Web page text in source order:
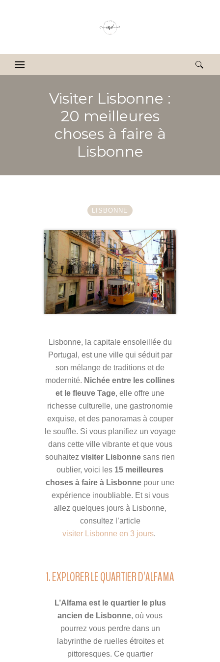
Rechercher :
Visiter Lisbonne :
20 meilleures
choses à faire à
Lisbonne
LISBONNE
Lisbonne, la capitale ensoleillée du
Portugal, est une ville qui séduit par
son mélange de traditions et de
modernité. Nichée entre les collines
et le fleuve Tage, elle offre une
richesse culturelle, une gastronomie
exquise, et des panoramas à couper
le souffle. Si vous planifiez un voyage
dans cette ville vibrante et que vous
souhaitez visiter Lisbonne sans rien
oublier, voici les 15 meilleures
choses à faire à Lisbonne pour une
expérience inoubliable. Et si vous
allez quelques jours à Lisbonne,
consultez l’article
visiter Lisbonne en 3 jours.
1. EXPLORER LE QUARTIER D’ALFAMA
L’Alfama est le quartier le plus
ancien de Lisbonne, où vous
pourrez vous perdre dans un
labyrinthe de ruelles étroites et
pittoresques. Ce quartier